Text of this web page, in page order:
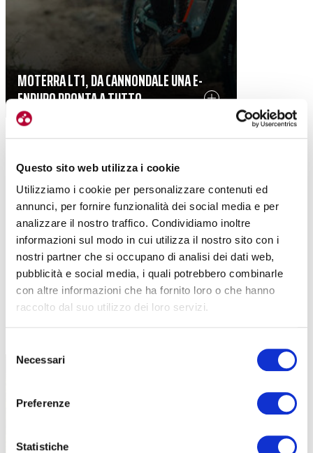
Questo sito web utilizza i cookie
Utilizziamo i cookie per personalizzare contenuti ed
annunci, per fornire funzionalità dei social media e per
analizzare il nostro traffico. Condividiamo inoltre
informazioni sul modo in cui utilizza il nostro sito con i
nostri partner che si occupano di analisi dei dati web,
pubblicità e social media, i quali potrebbero combinarle
con altre informazioni che ha fornito loro o che hanno
raccolto dal suo utilizzo dei loro servizi.
delNecessari
Preferenze
Statistiche
MOTERRA LT1, DA CANNONDALE UNA E-
ENDURO PRONTA A TUTTO
TUTTE LE CATEGORIE DEL MAGAZINE